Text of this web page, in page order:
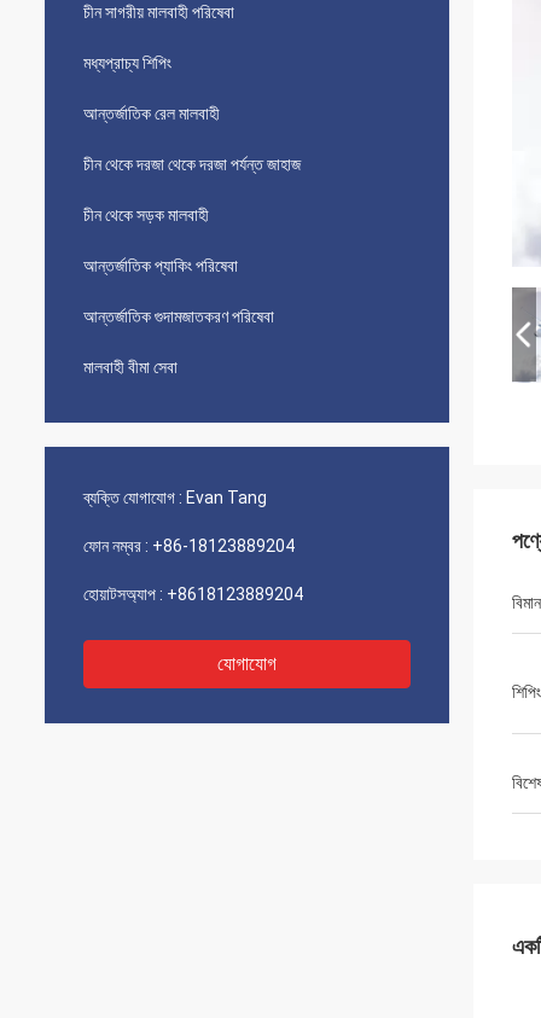
চীন সাগরীয় মালবাহী পরিষেবা
মধ্যপ্রাচ্য শিপিং
আন্তর্জাতিক রেল মালবাহী
চীন থেকে দরজা থেকে দরজা পর্যন্ত জাহাজ
চীন থেকে সড়ক মালবাহী
আন্তর্জাতিক প্যাকিং পরিষেবা
আন্তর্জাতিক গুদামজাতকরণ পরিষেবা
মালবাহী বীমা সেবা
ব্যক্তি যোগাযোগ : Evan Tang
ফোন নম্বর : +86-18123889204
হোয়াটসঅ্যাপ : +8618123889204
যোগাযোগ